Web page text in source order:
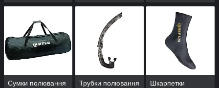
Сумки полювання Трубки полювання Шкарпетки